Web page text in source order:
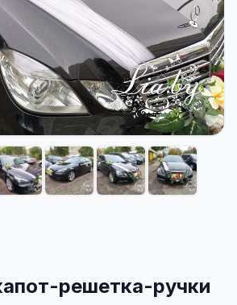
решетка-ручки